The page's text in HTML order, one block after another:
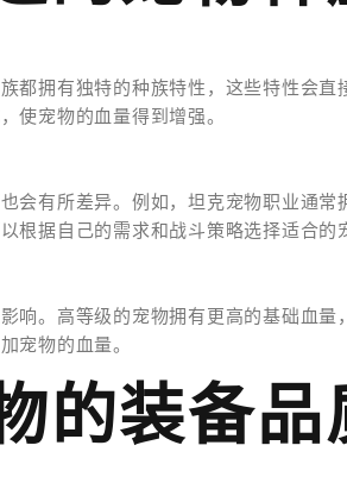
都拥有独特的种族特性，这些特性会
使宠物的血量得到增强。
会有所差异。例如，坦克宠物职业通
根据自己的需求和战斗策略选择适合的
响。高等级的宠物拥有更高的基础血
宠物的血量。
的装备品